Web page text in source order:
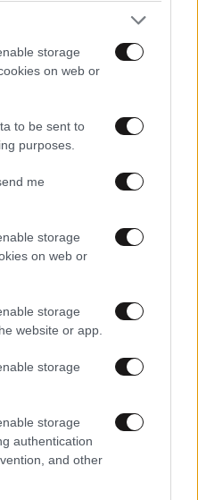
storage
on web or
to be sent to
purposes.
me
storage
on web or
storage
website or app.
storage
storage
authentication
and other
γη στο Ελληνικό, το
για τον γιο της
ο απόγονος του Λόρδου
με την «Αφρόεσσα»
που επένδυσε το
στο Μπέβερλι Χιλς
με οικόσημο
του 47ου ορόφου του
και η διάσωση του
Ευγενίδης»